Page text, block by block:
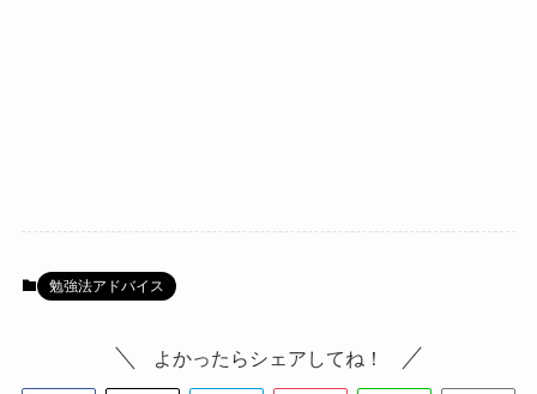
勉強法アドバイス
よかったらシェアしてね！